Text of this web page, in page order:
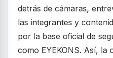
detrás de cámaras,
las integrantes y
por la base oficial de
como EYEKONS. Así, la